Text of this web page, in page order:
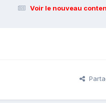
Voir le nouveau